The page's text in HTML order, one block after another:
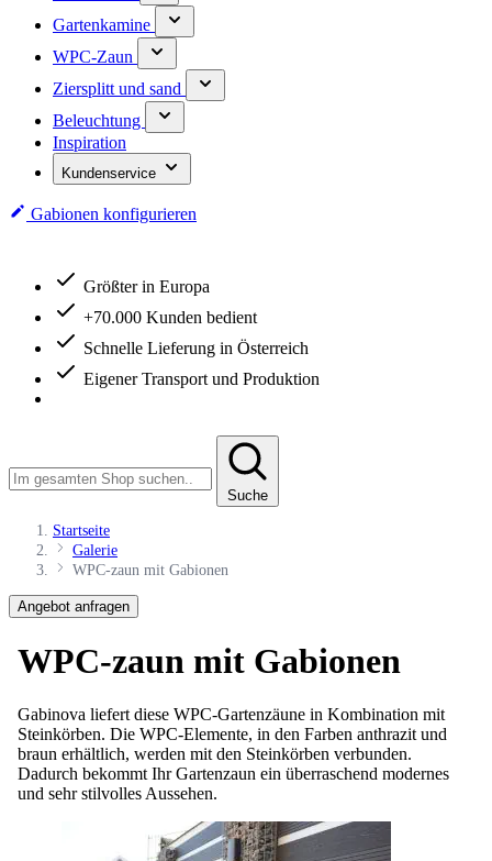
Gartenkamine
WPC-Zaun
Ziersplitt und sand
Beleuchtung
Inspiration
Kundenservice
Gabionen konfigurieren
Größter in Europa
+70.000 Kunden bedient
Schnelle Lieferung in Österreich
Startseite
Galerie
WPC-zaun mit Gabionen
Gabinova liefert diese WPC-Gartenzäune in Kombination mit
Steinkörben. Die WPC-Elemente, in den Farben anthrazit und
braun erhältlich, werden mit den Steinkörben verbunden.
Dadurch bekommt Ihr Gartenzaun ein überraschend modernes
und sehr stilvolles Aussehen.